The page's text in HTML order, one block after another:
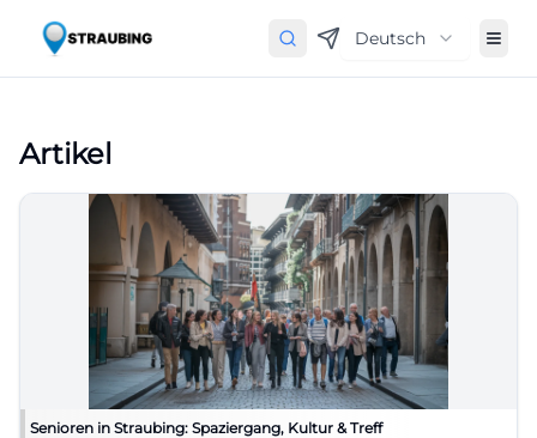
Deutsch
Artikel
Senioren in Straubing: Spaziergang, Kultur & Treff